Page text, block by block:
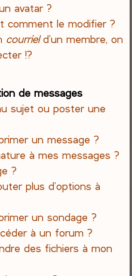
avatar ?
comment le modifier ?
courrield’un membre, on
!?
de messages
sujet ou poster une
un message ?
à mes messages ?
?
plus d’options à
un sondage ?
à un forum ?
des fichiers à mon